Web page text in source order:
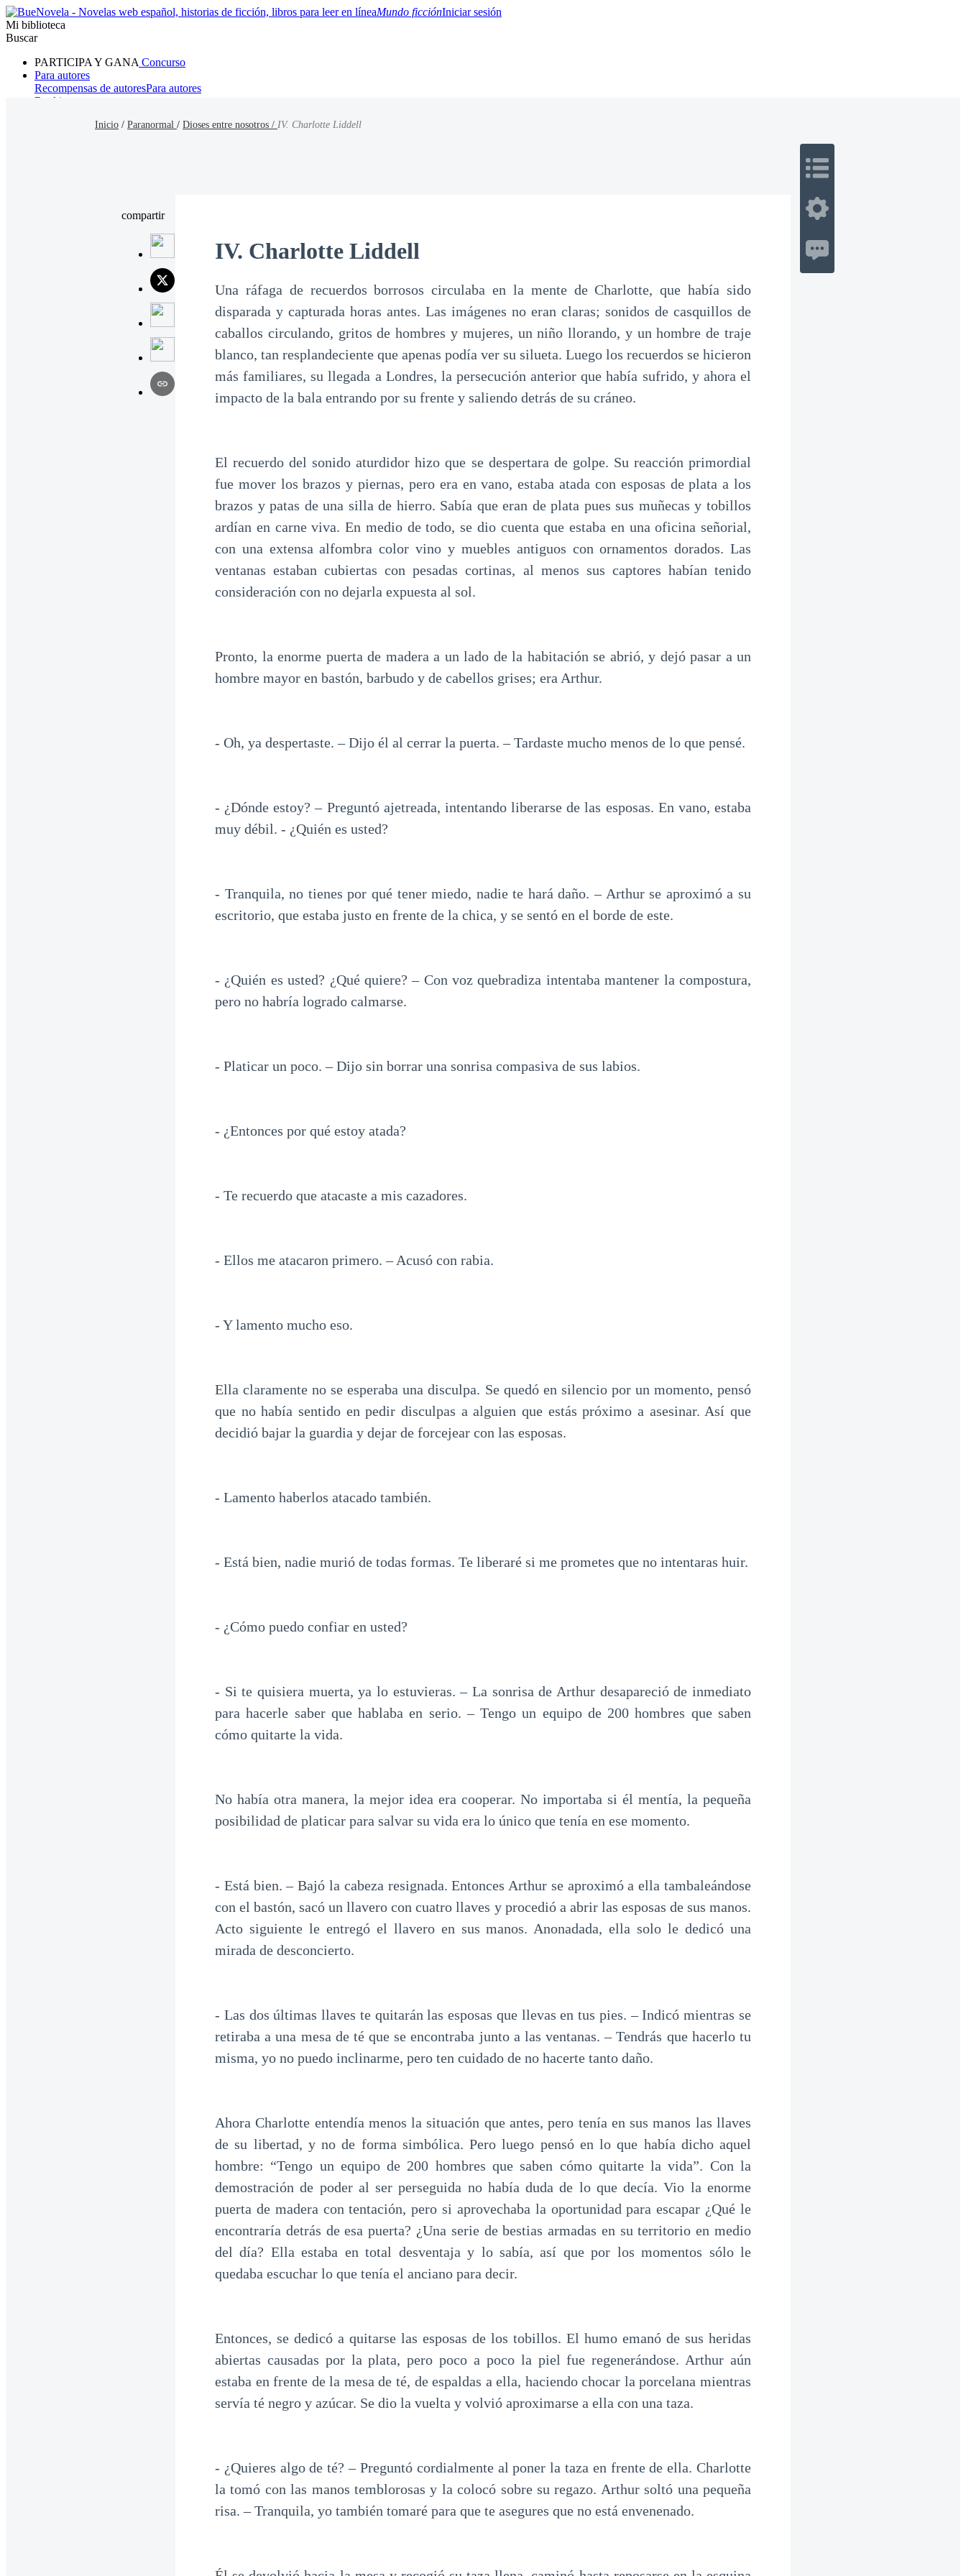
Mundo ficciónIniciar sesión
Mi biblioteca
Buscar
PARTICIPA Y GANA Concurso
Para autores
Recompensas de autoresPara autores
Ranking
Inicio / Paranormal / Dioses entre nosotros / IV. Charlotte Liddell
compartir
IV. Charlotte Liddell
Una ráfaga de recuerdos borrosos circulaba en la mente de Charlotte, que había sido
disparada y capturada horas antes. Las imágenes no eran claras; sonidos de casquillos de
caballos circulando, gritos de hombres y mujeres, un niño llorando, y un hombre de traje
blanco, tan resplandeciente que apenas podía ver su silueta. Luego los recuerdos se hicieron
más familiares, su llegada a Londres, la persecución anterior que había sufrido, y ahora el
impacto de la bala entrando por su frente y saliendo detrás de su cráneo.
El recuerdo del sonido aturdidor hizo que se despertara de golpe. Su reacción primordial
fue mover los brazos y piernas, pero era en vano, estaba atada con esposas de plata a los
brazos y patas de una silla de hierro. Sabía que eran de plata pues sus muñecas y tobillos
ardían en carne viva. En medio de todo, se dio cuenta que estaba en una oficina señorial,
con una extensa alfombra color vino y muebles antiguos con ornamentos dorados. Las
ventanas estaban cubiertas con pesadas cortinas, al menos sus captores habían tenido
consideración con no dejarla expuesta al sol.
Pronto, la enorme puerta de madera a un lado de la habitación se abrió, y dejó pasar a un
hombre mayor en bastón, barbudo y de cabellos grises; era Arthur.
- Oh, ya despertaste. – Dijo él al cerrar la puerta. – Tardaste mucho menos de lo que pensé.
- ¿Dónde estoy? – Preguntó ajetreada, intentando liberarse de las esposas. En vano, estaba
muy débil. - ¿Quién es usted?
- Tranquila, no tienes por qué tener miedo, nadie te hará daño. – Arthur se aproximó a su
escritorio, que estaba justo en frente de la chica, y se sentó en el borde de este.
- ¿Quién es usted? ¿Qué quiere? – Con voz quebradiza intentaba mantener la compostura,
pero no habría logrado calmarse.
- Platicar un poco. – Dijo sin borrar una sonrisa compasiva de sus labios.
- ¿Entonces por qué estoy atada?
- Te recuerdo que atacaste a mis cazadores.
- Ellos me atacaron primero. – Acusó con rabia.
- Y lamento mucho eso.
Ella claramente no se esperaba una disculpa. Se quedó en silencio por un momento, pensó
que no había sentido en pedir disculpas a alguien que estás próximo a asesinar. Así que
decidió bajar la guardia y dejar de forcejear con las esposas.
- Lamento haberlos atacado también.
- Está bien, nadie murió de todas formas. Te liberaré si me prometes que no intentaras huir.
- ¿Cómo puedo confiar en usted?
- Si te quisiera muerta, ya lo estuvieras. – La sonrisa de Arthur desapareció de inmediato
para hacerle saber que hablaba en serio. – Tengo un equipo de 200 hombres que saben
cómo quitarte la vida.
No había otra manera, la mejor idea era cooperar. No importaba si él mentía, la pequeña
posibilidad de platicar para salvar su vida era lo único que tenía en ese momento.
- Está bien. – Bajó la cabeza resignada. Entonces Arthur se aproximó a ella tambaleándose
con el bastón, sacó un llavero con cuatro llaves y procedió a abrir las esposas de sus manos.
Acto siguiente le entregó el llavero en sus manos. Anonadada, ella solo le dedicó una
mirada de desconcierto.
- Las dos últimas llaves te quitarán las esposas que llevas en tus pies. – Indicó mientras se
retiraba a una mesa de té que se encontraba junto a las ventanas. – Tendrás que hacerlo tu
misma, yo no puedo inclinarme, pero ten cuidado de no hacerte tanto daño.
Ahora Charlotte entendía menos la situación que antes, pero tenía en sus manos las llaves
de su libertad, y no de forma simbólica. Pero luego pensó en lo que había dicho aquel
hombre: “Tengo un equipo de 200 hombres que saben cómo quitarte la vida”. Con la
demostración de poder al ser perseguida no había duda de lo que decía. Vio la enorme
puerta de madera con tentación, pero si aprovechaba la oportunidad para escapar ¿Qué le
encontraría detrás de esa puerta? ¿Una serie de bestias armadas en su territorio en medio
del día? Ella estaba en total desventaja y lo sabía, así que por los momentos sólo le
quedaba escuchar lo que tenía el anciano para decir.
Entonces, se dedicó a quitarse las esposas de los tobillos. El humo emanó de sus heridas
abiertas causadas por la plata, pero poco a poco la piel fue regenerándose. Arthur aún
estaba en frente de la mesa de té, de espaldas a ella, haciendo chocar la porcelana mientras
servía té negro y azúcar. Se dio la vuelta y volvió aproximarse a ella con una taza.
- ¿Quieres algo de té? – Preguntó cordialmente al poner la taza en frente de ella. Charlotte
la tomó con las manos temblorosas y la colocó sobre su regazo. Arthur soltó una pequeña
risa. – Tranquila, yo también tomaré para que te asegures que no está envenenado.